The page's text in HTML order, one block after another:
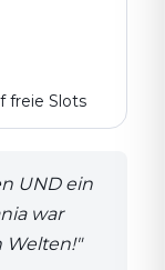
freie Slots
UND ein
war
Welten!"